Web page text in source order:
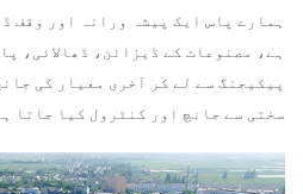
ہمارے پاس ایک پیشہ ورانہ اور وقف
ہے، مصنوعات کے ڈیزائن، ڈھالائی،
پیکیجنگ سے لے کر آخری معیار کی
سختی سے جانچ اور کنٹرول کیا جاتا